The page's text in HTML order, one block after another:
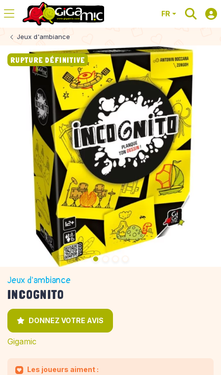
FR
Jeux d'ambiance
RUPTURE DÉFINITIVE
Jeux d'ambiance
INCOGNITO
DONNEZ VOTRE AVIS
Gigamic
Les joueurs aiment :